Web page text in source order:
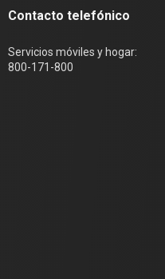
Contacto telefónico
Servicios móviles y hogar:
800-171-800